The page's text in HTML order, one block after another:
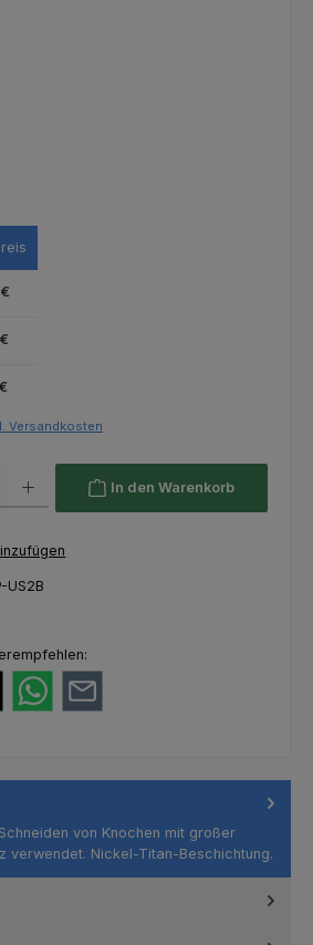
Versandkosten
In den Warenkorb
US2B
von Knochen mit großer
verwendet. Nickel-Titan-Beschichtung.